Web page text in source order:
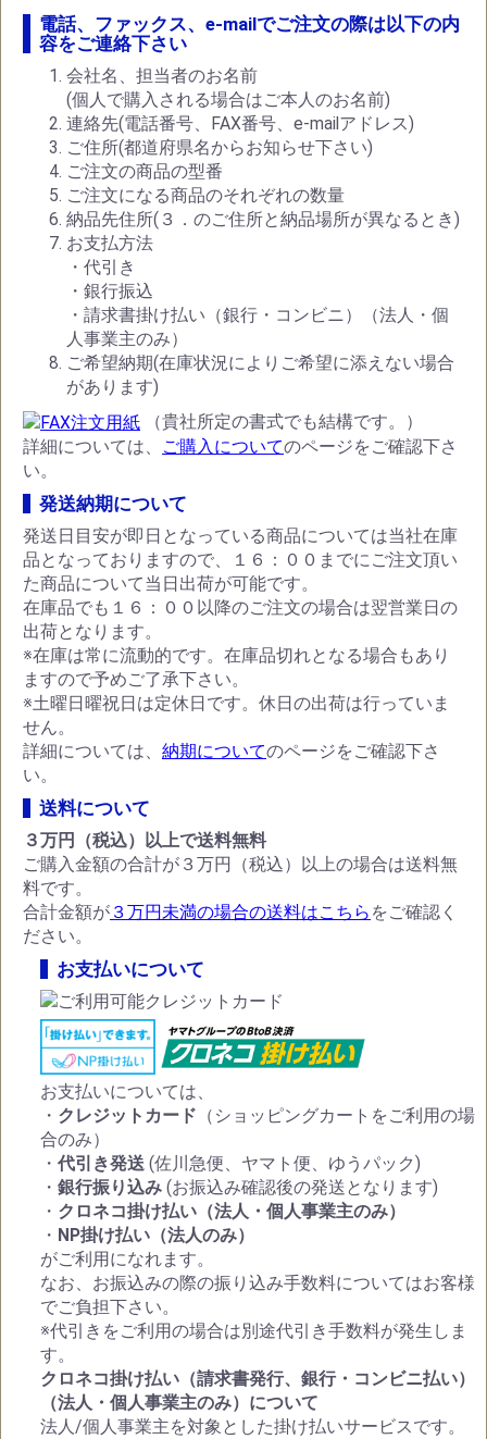
電話、ファックス、e-mailでご注文の際は以下の内
容をご連絡下さい
会社名、担当者のお名前
(個人で購入される場合はご本人のお名前)
連絡先(電話番号、FAX番号、e-mailアドレス)
ご住所(都道府県名からお知らせ下さい)
ご注文の商品の型番
ご注文になる商品のそれぞれの数量
納品先住所(３．のご住所と納品場所が異なるとき)
お支払方法
・代引き
・銀行振込
・請求書掛け払い（銀行・コンビニ）（法人・個
人事業主のみ）
ご希望納期(在庫状況によりご希望に添えない場合
があります)
（貴社所定の書式でも結構です。）
詳細については、
ご購入についてのページをご確認下さ
い。
発送納期について
発送日目安が即日となっている商品については当社在庫
品となっておりますので、１６：００までにご注文頂い
た商品について当日出荷が可能です。
在庫品でも１６：００以降のご注文の場合は翌営業日の
出荷となります。
※在庫は常に流動的です。在庫品切れとなる場合もあり
ますので予めご了承下さい。
※土曜日曜祝日は定休日です。休日の出荷は行っていま
せん。
詳細については、 納期についてのページをご確認下さ
い。
送料について
３万円（税込）以上で送料無料
ご購入金額の合計が３万円（税込）以上の場合は送料無
料です。
合計金額が ３万円未満の場合の送料はこちら をご確認く
ださい。
お支払いについて
お支払いについては、
・ クレジットカード （ショッピングカートをご利用の場
合のみ）
・代引き発送 (佐川急便、ヤマト便、ゆうパック)
・銀行振り込み (お振込み確認後の発送となります)
・ クロネコ掛け払い（法人・個人事業主のみ）
・ NP掛け払い（法人のみ）
がご利用になれます。
なお、お振込みの際の振り込み手数料についてはお客様
でご負担下さい。
※代引きをご利用の場合は別途代引き手数料が発生しま
す。
クロネコ掛け払い（請求書発行、銀行・コンビニ払い）
（法人・個人事業主のみ）について
法人/個人事業主を対象とした掛け払いサービスです。